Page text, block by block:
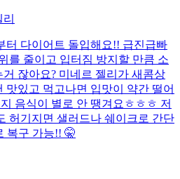
터 다이어트 돌입해요!! 급진급빠
를 줄이고 입터짐 방지할 만큼 소
잖아요? 미네르 젤리가 새콤상
맛있고 먹고나면 입맛이 약간 떨어
음식이 별로 안 땡겨요ㅎㅎㅎ 저
허기지면 샐러드나 쉐이크로 간단
복구 가능!! 🤫